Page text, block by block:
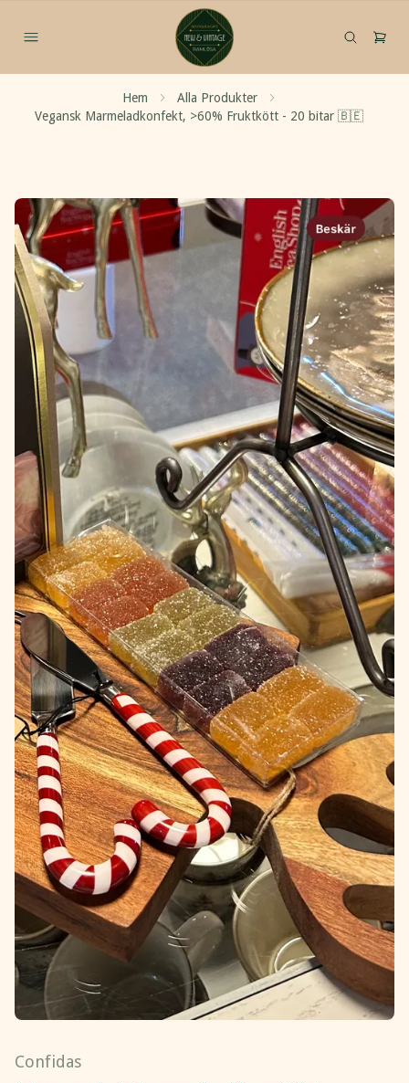
Hem
Alla Produkter
Vegansk Marmeladkonfekt, >60% Fruktkött - 20 bitar 🇧🇪
Confidas